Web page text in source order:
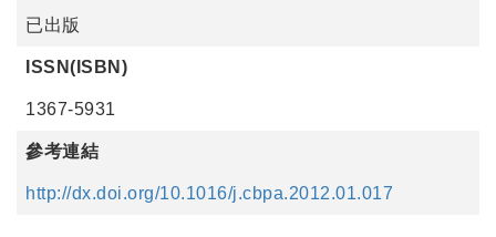
已出版
ISSN(ISBN)
1367-5931
參考連結
http://dx.doi.org/10.1016/j.cbpa.2012.01.017